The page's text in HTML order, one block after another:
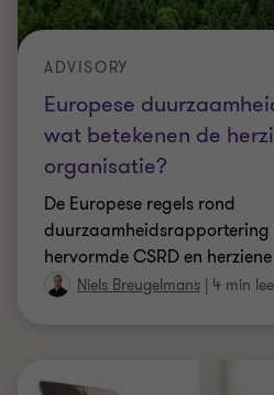
Europese
wat betekenen de
organisatie?
ADVISORY
De Europese regels rond
duurzaamheidsrapportering
hervormde CSRD en
Niels Breugelmans | 4 min